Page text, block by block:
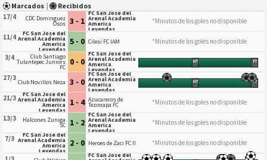
Marcados | Recibidos
17/4 CDC Dominguez
Osos 3 - 1
FC San Jose del
Arenal Academia
America
Leyendas
*Minutos de los goles no disponible
11/4
FC San Jose del
Arenal Academia
America
Leyendas
5 - 0 Cilesi FC IAM
*Minutos de los goles no disponible
3/4
Club Santiago
Tulantepec Juniors
FC 0 - 0
FC San Jose del
Arenal Academia
America
Leyendas
HT FT
27/3 Club Novillos Neza 3 - 0
FC San Jose del
Arenal Academia
America
Leyendas
HT FT
21/3 FC San Jose del
Arenal Academia
America
Leyendas
1 - 4 Azucareros de
Tezonapa FC
*Minutos de los goles no disponible
13/3
Halcones Zuniga
SC 1 - 2
FC San Jose del
Arenal Academia
America
Leyendas
*Minutos de los goles no disponible
7/3
FC San Jose del
Arenal Academia
America
Leyendas
2 - 0 Heroes de Zaci FC II
*Minutos de los goles no disponible
FC San Jose del